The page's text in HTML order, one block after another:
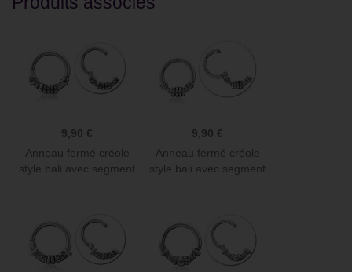
9,90 €
Anneau fermé créole
style bali avec segment
9,90 €
Anneau fermé créole
style bali avec segment